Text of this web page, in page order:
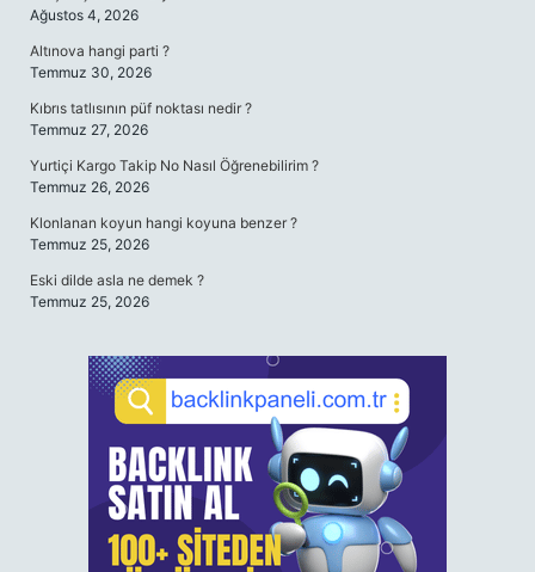
Ağustos 4, 2026
Altınova hangi parti ?
Temmuz 30, 2026
Kıbrıs tatlısının püf noktası nedir ?
Temmuz 27, 2026
Yurtiçi Kargo Takip No Nasıl Öğrenebilirim ?
Temmuz 26, 2026
Klonlanan koyun hangi koyuna benzer ?
Temmuz 25, 2026
Eski dilde asla ne demek ?
Temmuz 25, 2026